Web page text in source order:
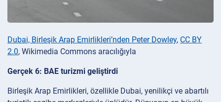
Dubai, Birleşik Arap Emirlikleri’nden Peter Dowley, CC BY
2.0, Wikimedia Commons aracılığıyla
Gerçek 6: BAE turizmi geliştirdi
Birleşik Arap Emirlikleri, özellikle Dubai, yenilikçi ve abartılı